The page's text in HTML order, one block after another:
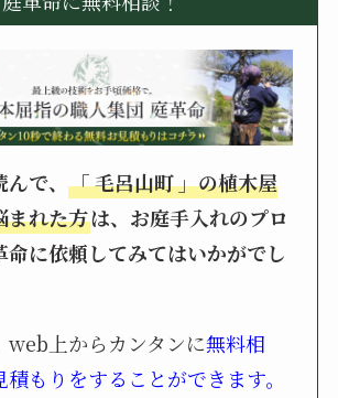
んで、「毛呂山町」の植木屋
まれた方は、お庭手入れのプロ
命に依頼してみてはいかがでし
web上からカンタンに無料相
もりをすることができます。